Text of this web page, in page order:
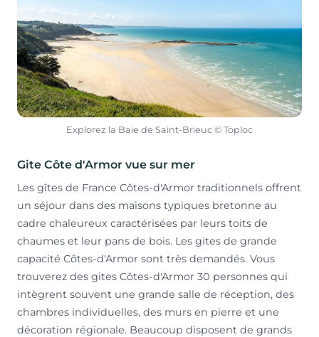
Explorez la Baie de Saint-Brieuc © Toploc
Gite Côte d'Armor vue sur mer
Les gîtes de France Côtes-d'Armor traditionnels offrent
un séjour dans des maisons typiques bretonne au
cadre chaleureux caractérisées par leurs toits de
chaumes et leur pans de bois. Les gites de grande
capacité Côtes-d'Armor sont très demandés. Vous
trouverez des gites Côtes-d'Armor 30 personnes qui
intègrent souvent une grande salle de réception, des
chambres individuelles, des murs en pierre et une
décoration régionale. Beaucoup disposent de grands